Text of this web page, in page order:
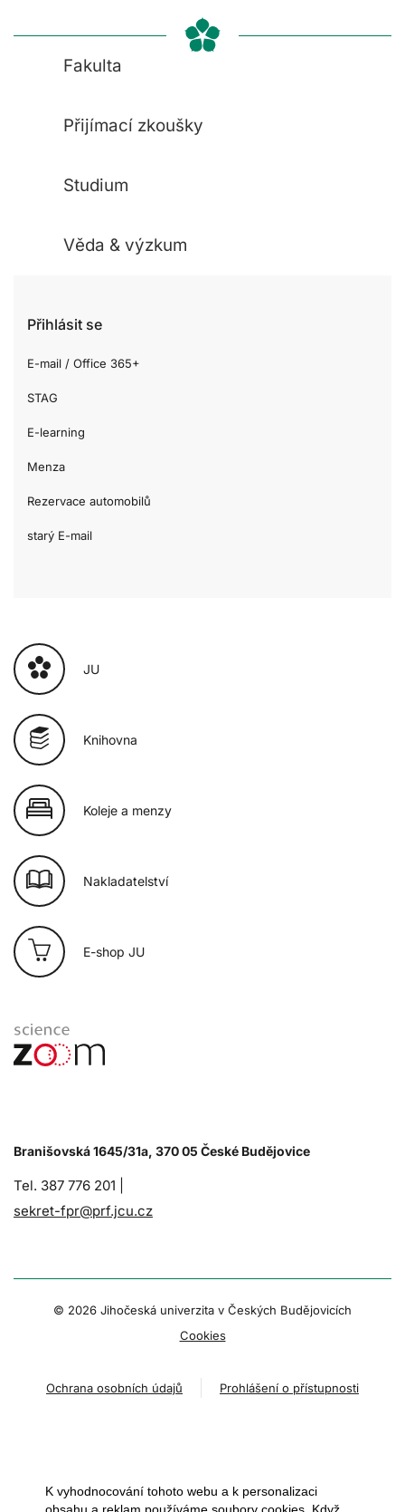
Fakulta
Přijímací zkoušky
Studium
Věda & výzkum
Přihlásit se
E-mail / Office 365+
STAG
E-learning
Menza
Rezervace automobilů
starý E-mail
JU
Knihovna
Koleje a menzy
Nakladatelství
E-shop JU
Branišovská 1645/31a, 370 05 České Budějovice
Tel. 387 776 201 |
sekret-fpr@prf.jcu.cz
© 2026 Jihočeská univerzita v Českých Budějovicích
Cookies
Ochrana osobních údajů Prohlášení o přístupnosti
K vyhodnocování tohoto webu a k personalizaci